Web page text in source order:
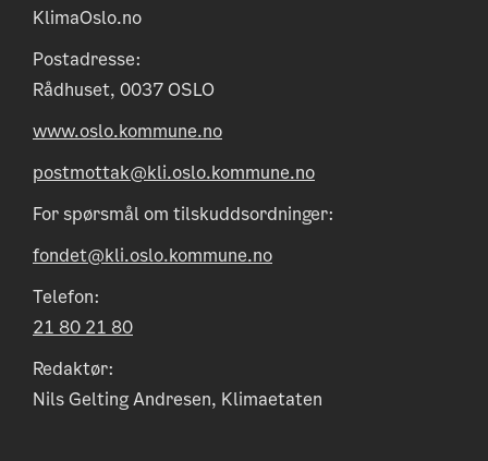
KlimaOslo.no
Postadresse:
Rådhuset, 0037 OSLO
www.oslo.kommune.no
postmottak@kli.oslo.kommune.no
For spørsmål om tilskuddsordninger:
fondet@kli.oslo.kommune.no
Telefon:
21 80 21 80
Redaktør:
Nils Gelting Andresen, Klimaetaten